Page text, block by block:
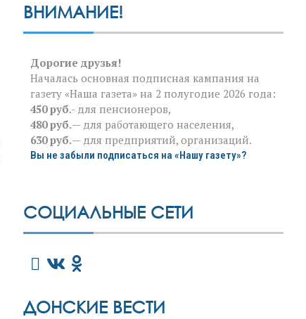
ВНИМАНИЕ!
Дорогие друзья!
Началась основная подписная кампания на
газету «Наша газета» на 2 полугодие 2026 года:
450 руб.- для пенсионеров,
480 руб.— для работающего населения,
630 руб.— для предприятий, организаций.
Вы не забыли подписаться на «Нашу газету»?
СОЦИАЛЬНЫЕ СЕТИ
ДОНСКИЕ ВЕСТИ